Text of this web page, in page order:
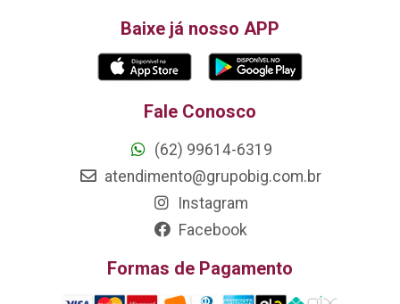
Baixe já nosso APP
Fale Conosco
(62) 99614-6319
atendimento@grupobig.com.br
Instagram
Facebook
Formas de Pagamento